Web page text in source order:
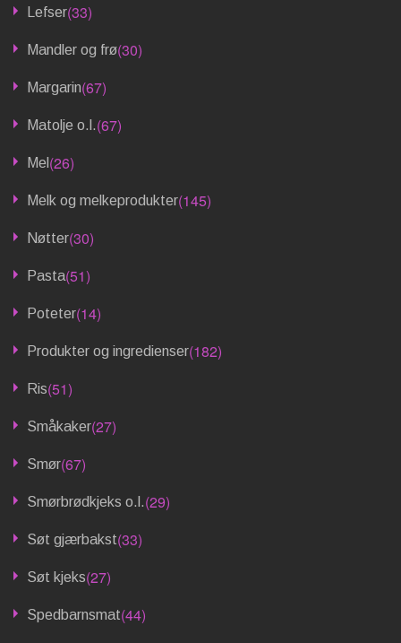
Lefser(33)
Mandler og frø(30)
Margarin(67)
Matolje o.l.(67)
Mel (26)
Melk og melkeprodukter(145)
Nøtter(30)
Pasta(51)
Poteter(14)
Produkter og ingredienser(182)
Ris(51)
Småkaker(27)
Smør(67)
Smørbrødkjeks o.l.(29)
Søt gjærbakst(33)
Søt kjeks(27)
Spedbarnsmat(44)